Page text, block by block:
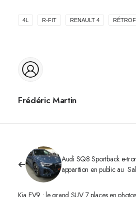
4L R-FIT RENAULT 4
Frédéric Martin
Audi SQ8 Sportback e-
apparition en public au
Kia EV9 : le grand SUV 7 places en